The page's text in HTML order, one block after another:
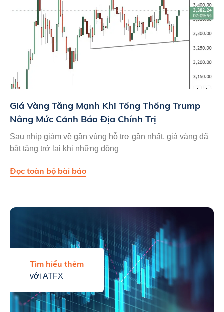
Giá Vàng Tăng Mạnh Khi Tổng Thống Trump
Nâng Mức Cảnh Báo Địa Chính Trị
Sau nhịp giảm về gần vùng hỗ trợ gần nhất, giá vàng đã
bật tăng trở lại khi những động
Đọc toàn bộ bài báo
Tìm hiểu thêm
với ATFX